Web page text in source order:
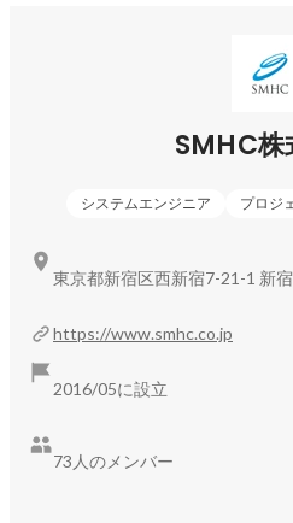
技術やノウハウを共有し、相互
「目の前の課題を解決する」と
その両方に関われるのが、SMHC
SMHCという社名には、
関わるすべての人の笑顔をつくり
その心をつなぐ存在でありたい
大手企業のDXプロジェクトやシ
SMHC株
システムエンジニア プロジ
https://www.smhc.co.jp
2016/05に設立
73人のメンバー
東京都新宿区西新宿7-21-1 新